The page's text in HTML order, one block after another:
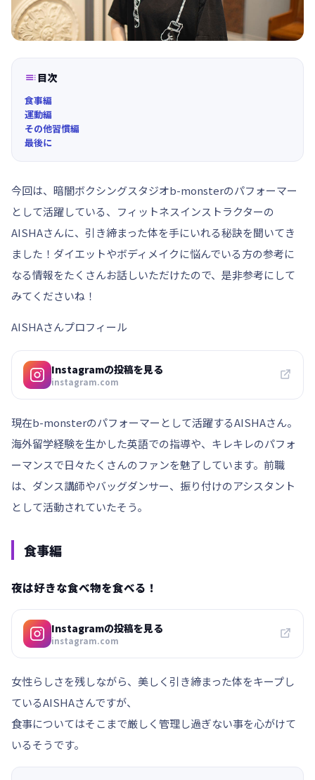
目次
食事編
運動編
その他習慣編
最後に
今回は、暗闇ボクシングスタジオb-monsterのパフォーマー
として活躍している、フィットネスインストラクターの
AISHAさんに、引き締まった体を手にいれる秘訣を聞いてき
ました！ダイエットやボディメイクに悩んでいる方の参考に
なる情報をたくさんお話しいただけたので、是非参考にして
みてくださいね！
AISHAさんプロフィール
Instagramの投稿を見る
instagram.com
現在b-monsterのパフォーマーとして活躍するAISHAさん。
海外留学経験を生かした英語での指導や、キレキレのパフォ
ーマンスで日々たくさんのファンを魅了しています。前職
は、ダンス講師やバッグダンサー、振り付けのアシスタント
として活動されていたそう。
食事編
夜は好きな食べ物を食べる！
Instagramの投稿を見る
instagram.com
女性らしさを残しながら、美しく引き締まった体をキープし
ているAISHAさんですが、
食事についてはそこまで厳しく管理し過ぎない事を心がけて
いるそうです。